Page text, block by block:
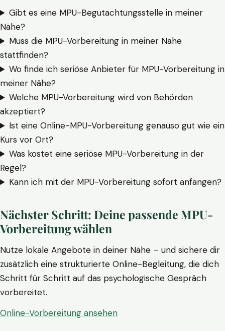
Gibt es eine MPU-Begutachtungsstelle in meiner
Nähe?
Muss die MPU-Vorbereitung in meiner Nähe
stattfinden?
Wo finde ich seriöse Anbieter für MPU-Vorbereitung in
meiner Nähe?
Welche MPU-Vorbereitung wird von Behörden
akzeptiert?
Ist eine Online-MPU-Vorbereitung genauso gut wie ein
Kurs vor Ort?
Was kostet eine seriöse MPU-Vorbereitung in der
Regel?
Kann ich mit der MPU-Vorbereitung sofort anfangen?
Nächster Schritt: Deine passende MPU-
Vorbereitung wählen
Nutze lokale Angebote in deiner Nähe – und sichere dir
zusätzlich eine strukturierte Online-Begleitung, die dich
Schritt für Schritt auf das psychologische Gespräch
vorbereitet.
Online-Vorbereitung ansehen